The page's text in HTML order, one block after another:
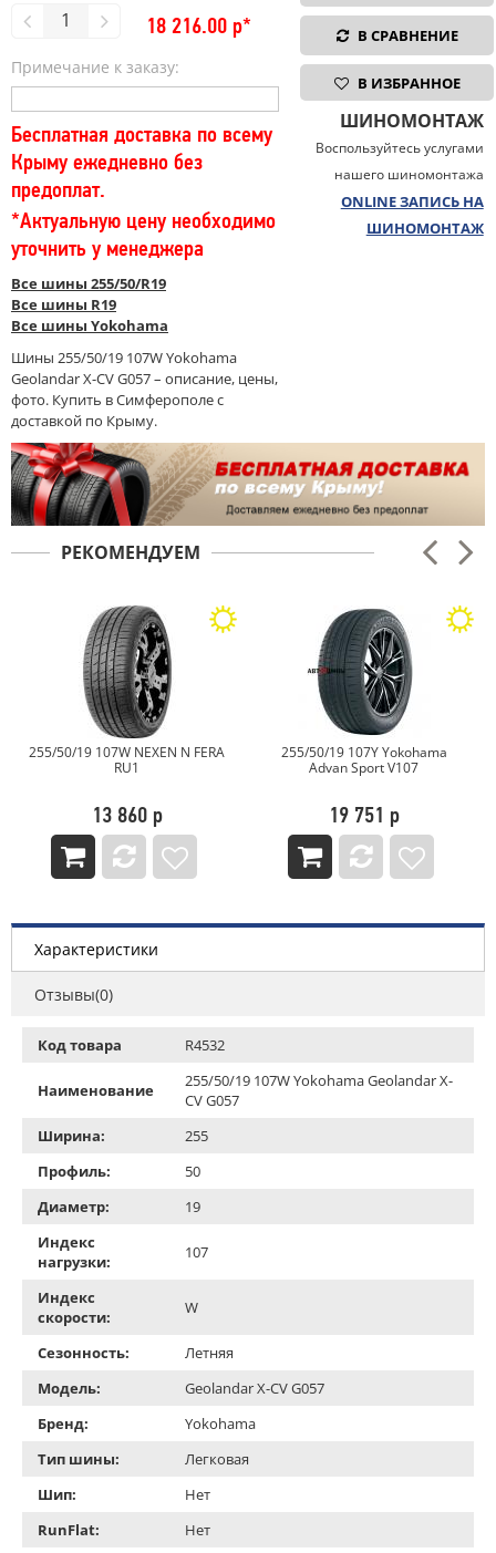
18 216.00 р*
Примечание к заказу:
Бесплатная доставка по всему
Крыму ежедневно без
предоплат.
*Актуальную цену необходимо
уточнить у менеджера
Все шины 255/50/R19
Все шины R19
Все шины Yokohama
Шины 255/50/19 107W Yokohama
Geolandar X-CV G057 – описание, цены,
фото. Купить в Симферополе с
доставкой по Крыму.
В СРАВНЕНИЕ
В ИЗБРАННОЕ
ШИНОМОНТАЖ
Воспользуйтесь услугами
нашего шиномонтажа
ONLINE ЗАПИСЬ НА
ШИНОМОНТАЖ
РЕКОМЕНДУЕМ
NEXEN N FERA
255/50/19 107Y Yokohama
Advan Sport V107
255/50/19
Характеристики
Отзывы(0)
Код товара R4532
Наименование
255/50/19 107W Yokohama Geolandar X-
CV G057
Ширина:
255
Профиль:
50
Диаметр:
19
Индекс
нагрузки:
107
Индекс
скорости:
W
Сезонность:
Летняя
Модель:
Geolandar X-CV G057
Бренд:
Yokohama
Тип шины:
Легковая
Шип:
Нет
RunFlat:
Нет